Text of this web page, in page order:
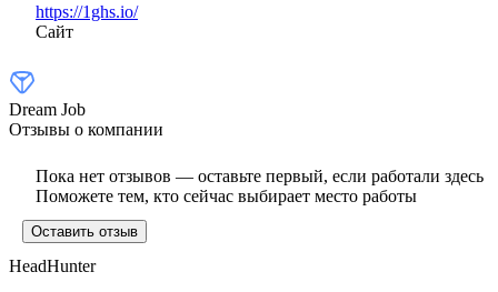
https://1ghs.io/
Сайт
Dream Job
Отзывы о компании
Пока нет отзывов — оставьте первый, если работали здесь
Поможете тем, кто сейчас выбирает место работы
Оставить отзыв
HeadHunter